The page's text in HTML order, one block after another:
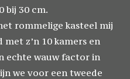
bij 30 cm.
rommelige kasteel mij
z’n 10 kamers en
echte wauw factor in
we voor een tweede